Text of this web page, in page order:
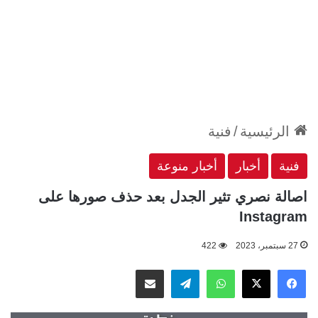
الرئيسية/ فنية
فنية أخبار أخبار منوعة
اصالة نصري تثير الجدل بعد حذف صورها على
Instagram
27 سبتمبر، 2023 422
فيسبوك
‫X واتسابتيلقراممشاركة عبر البريد